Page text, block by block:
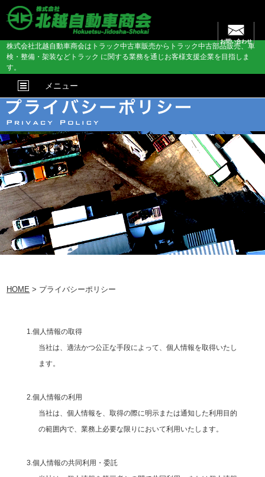
お問い合わせ
株式会社北越自動車商会はトラック中古車販売からトラック中古部品販売、車
検・整備・架装などトラック に関する業務を通じお客様支援企業を目指しま
す。
メニュー
HOME > プライバシーポリシー
1.個人情報の取得
当社は、適法かつ公正な手段によって、個人情報を取得いたし
ます。
2.個人情報の利用
当社は、個人情報を、取得の際に明示または通知した利用目的
の範囲内で、業務上必要な限りにおいて利用いたします。
3.個人情報の共同利用・委託